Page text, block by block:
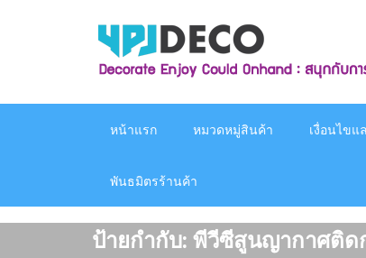
หน้าแรก หมวดหมู่สินค้า เงื่อนไขแ
พันธมิตรร้านค้า
ป้ายกำกับ: พีวีซีสูนญากาศติด